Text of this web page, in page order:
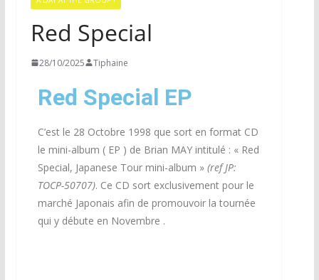
Red Special
28/10/2025 Tiphaine
Red Special EP
C’est le 28 Octobre 1998 que sort en format CD
le mini-album ( EP ) de Brian MAY intitulé : « Red
Special, Japanese Tour mini-album » (ref JP:
TOCP-50707). Ce CD sort exclusivement pour le
marché Japonais afin de promouvoir la tournée
qui y débute en Novembre .